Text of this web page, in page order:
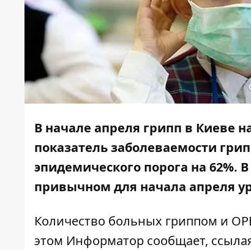
В начале апреля грипп в Киеве
показатель заболеваемости
эпидемического порога на 62%.
привычном для начала апреля
Количество больных гриппом и
этом Информатор сообщает,